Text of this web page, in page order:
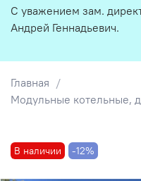
Главная
Модульные котельные,
В наличии -12%
С уважением зам.
Андрей Геннадьевич.